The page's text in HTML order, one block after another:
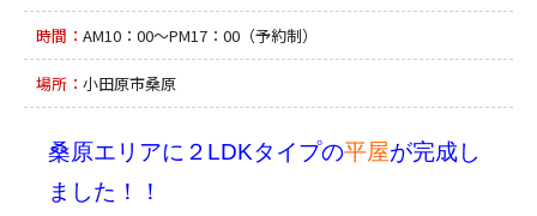
時間： AM10：00～PM17：00（予約制）
場所： 小田原市桑原
桑原エリアに２LDKタイプの平屋が完成し
ました！！